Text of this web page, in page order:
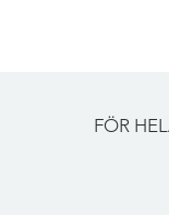
FÖR